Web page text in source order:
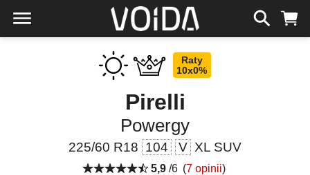
Raty
10x0%
Pirelli
Powergy
225/60 R18 104 V XL SUV
5,9 /6 (7 opinii)